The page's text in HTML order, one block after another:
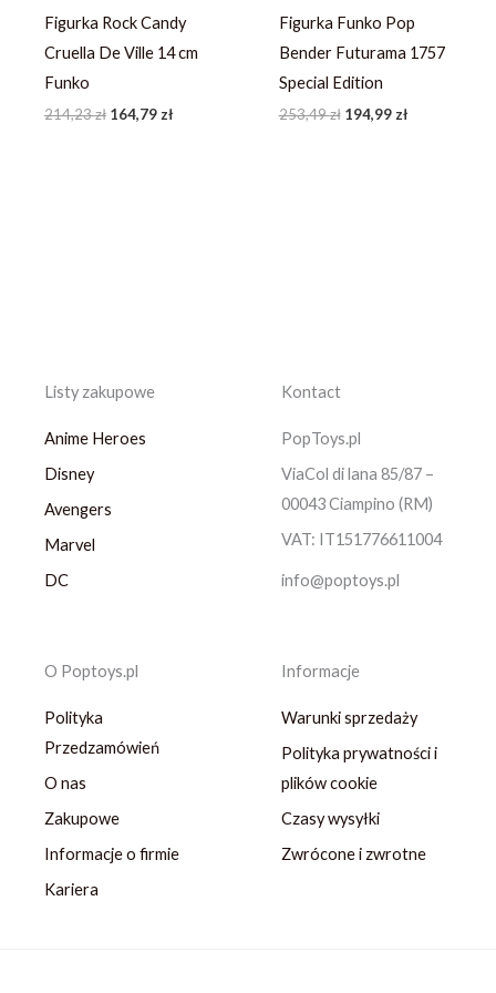
Figurka Rock Candy
Cruella De Ville 14 cm
Funko
214,23zł 164,79 zł
Figurka Funko Pop
Bender Futurama 1757
Special Edition
253,49zł 194,99 zł
Listy zakupowe
Anime Heroes
Disney
Avengers
Marvel
DC
Kontact
PopToys.pl
ViaCol di lana 85/87 –
00043 Ciampino (RM)
VAT: IT151776611004
info@poptoys.pl
O Poptoys.pl
Polityka
Przedzamówień
O nas
Zakupowe
Informacje o firmie
Kariera
Informacje
Warunki sprzedaży
Polityka prywatności i
plików cookie
Czasy wysyłki
Zwrócone i zwrotne